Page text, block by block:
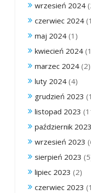
wrzesień 2024
czerwiec 2024
maj 2024 (1)
kwiecień 2024
marzec 2024 (2)
luty 2024 (4)
grudzień 2023
listopad 2023
październik 2023
wrzesień 2023
sierpień 2023
lipiec 2023 (2)
czerwiec 2023